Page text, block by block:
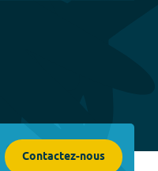
Contactez-nous